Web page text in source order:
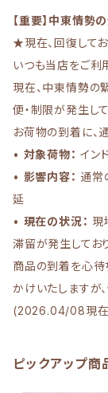
【重要】中東情勢
★現在、回復して
いつも当店をご利
現在、中東情勢の
便・制限が発生し
お荷物の到着に、
• 対象荷物： イン
• 影響内容： 通常
延
• 現在の状況： 現
滞留が発生してお
商品の到着を心待
かけいたしますが
(2026.04/08現在
ピックアップ商